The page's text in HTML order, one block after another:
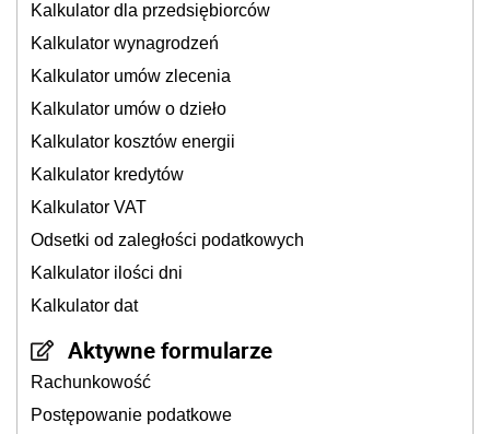
Kalkulator dla przedsiębiorców
Kalkulator wynagrodzeń
Kalkulator umów zlecenia
Kalkulator umów o dzieło
Kalkulator kosztów energii
Kalkulator kredytów
Kalkulator VAT
Odsetki od zaległości podatkowych
Kalkulator ilości dni
Kalkulator dat
Aktywne formularze
Rachunkowość
Postępowanie podatkowe